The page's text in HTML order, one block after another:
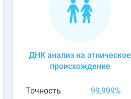
ДНК анализ на этническое
происхождение
Точность
99,999%